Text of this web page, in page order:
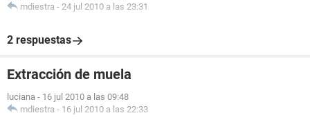
mdiestra - 24 jul 2010 a las 23:31
2 respuestas
Extracción de muela
luciana - 16 jul 2010 a las 09:48
mdiestra - 16 jul 2010 a las 22:33